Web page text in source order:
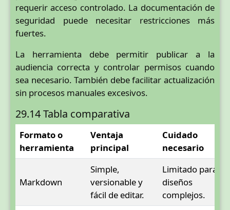
requerir acceso controlado. La documentación de
seguridad puede necesitar restricciones más
fuertes.
La herramienta debe permitir publicar a la
audiencia correcta y controlar permisos cuando
sea necesario. También debe facilitar actualización
sin procesos manuales excesivos.
29.14 Tabla comparativa
Formato o
herramienta
Ventaja
principal
Cuidado
necesario
Markdown
Simple,
versionable y
fácil de editar.
Limitado para
diseños
complejos.